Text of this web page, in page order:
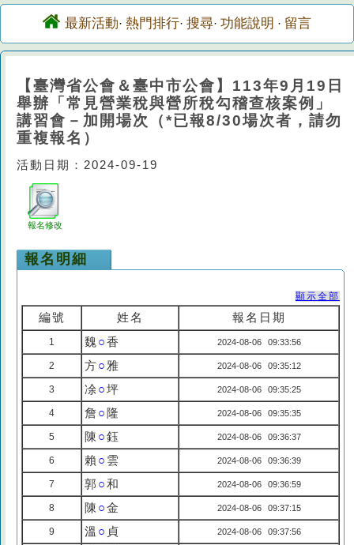
最新活動· 熱門排行· 搜尋· 功能說明 · 留言
【臺灣省公會＆臺中市公會】113年9月19日
舉辦「常見營業稅與營所稅勾稽查核案例」
講習會－加開場次（*已報8/30場次者，請勿
重複報名）
活動日期：2024-09-19
報名修改
報名明細
顯示全部
編號 姓名 報名日期
1 魏 ○香 2024-08-06 09:33:56
2 方○ 雅 2024-08-06 09:35:12
3 凃○坪 2024-08-06 09:35:25
4 詹○ 隆 2024-08-06 09:35:35
5 陳 ○鈺 2024-08-06 09:36:37
6 賴 ○ 雲 2024-08-06 09:36:39
7 郭 ○和 2024-08-06 09:36:59
8 陳 ○金 2024-08-06 09:37:15
9 溫 ○ 貞 2024-08-06 09:37:56